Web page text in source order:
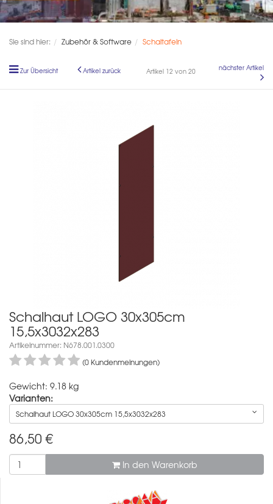
Sie sind hier: Zubehör & Software Schaltafeln
Zur Übersicht Artikel zurück Artikel 12 von 20 nächster Artikel
Schalhaut LOGO 30x305cm
15,5x3032x283
Artikelnummer: N678.001.0300
(0 Kundenmeinungen)
Gewicht: 9.18 kg
Varianten:
Schalhaut LOGO 30x305cm 15,5x3032x283
86,50 €
In den Warenkorb